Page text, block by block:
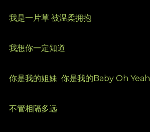
我是一片草 被温柔拥抱
我想你一定知道
你是我的姐妹 你是我的Baby Oh Yeah
不管相隔多远